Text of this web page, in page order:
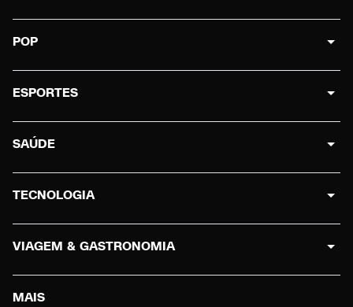
MAIS
POP
ESPORTES
SAÚDE
TECNOLOGIA
VIAGEM & GASTRONOMIA